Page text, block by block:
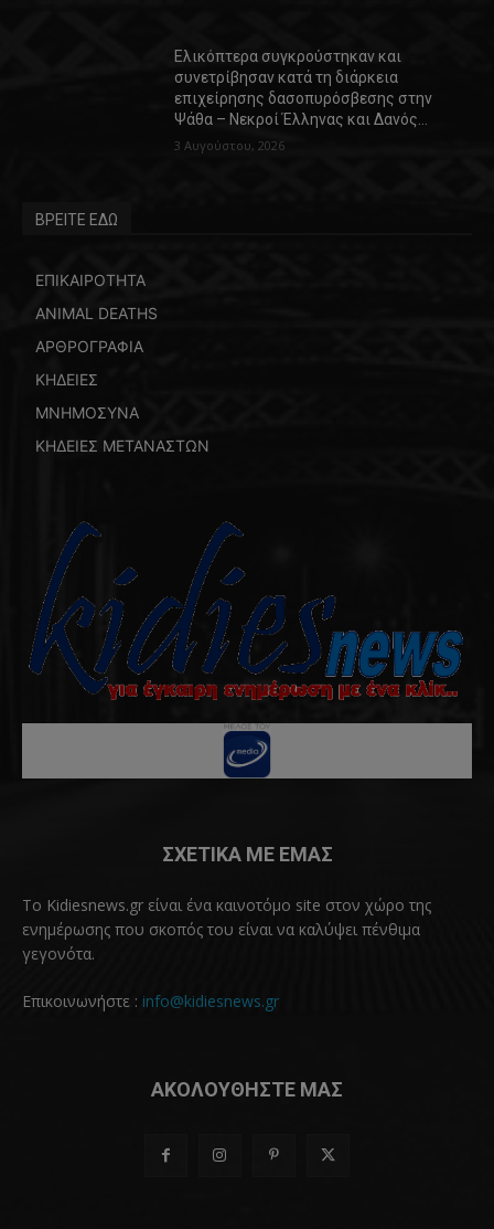
Ελικόπτερα συγκρούστηκαν και
συνετρίβησαν κατά τη διάρκεια
επιχείρησης δασοπυρόσβεσης στην
Ψάθα – Νεκροί Έλληνας και Δανός…
3 Αυγούστου, 2026
ΒΡΕΙΤΕ ΕΔΩ
ΕΠΙΚΑΙΡΟΤΗΤΑ
ANIMAL DEATHS
ΑΡΘΡΟΓΡΑΦΙΑ
ΚΗΔΕΙΕΣ
ΜΝΗΜΟΣΥΝΑ
ΚΗΔΕΙΕΣ ΜΕΤΑΝΑΣΤΩΝ
ΣΧΕΤΙΚΑ ΜΕ ΕΜΑΣ
Το Kidiesnews.gr είναι ένα καινοτόμο site στον χώρο της
ενημέρωσης που σκοπός του είναι να καλύψει πένθιμα
γεγονότα.
Επικοινωνήστε : info@kidiesnews.gr
ΑΚΟΛΟΥΘΗΣΤΕ ΜΑΣ